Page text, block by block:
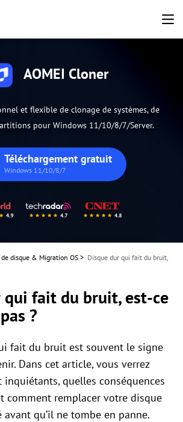
AOMEI Cloner
et flexible de clonage de systèmes, de
pour Windows 11/10/8/7/Server.
Téléchargement gratuit
Windows 11/10/8/7
disque & Migration OS > Disque dur qui fait du bruit,
qui fait du bruit, est-ce
?
fait du bruit est souvent le signe
Dans cet article, vous verrez
quelles conséquences
comment remplacer votre disque
qu’il ne tombe en panne.